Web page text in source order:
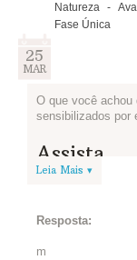
Natureza -
Fase Única
25
MAR
O que você achou
sensibilizados por
Assista...
Leia Mais ▾
Resposta:
m